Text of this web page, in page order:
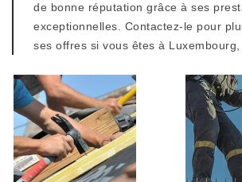
de bonne réputation grâce à ses
exceptionnelles. Contactez-le pour
ses offres si vous êtes à Luxembourg,